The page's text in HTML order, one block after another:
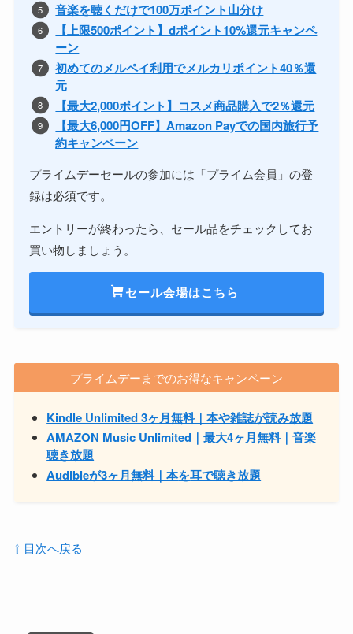
音楽を聴くだけで100万ポイント山分け
【上限500ポイント】dポイント10%還元キャンペ
ーン
初めてのメルペイ利用でメルカリポイント40％還
元
【最大2,000ポイント】コスメ商品購入で2％還元
【最大6,000円OFF】Amazon Payでの国内旅行予
約キャンペーン
プライムデーセールの参加には「プライム会員」の登
録は必須です。
エントリーが終わったら、セール品をチェックしてお
買い物しましょう。
セール会場はこちら
プライムデーまでのお得なキャンペーン
Kindle Unlimited 3ヶ月無料｜本や雑誌が読み放題
AMAZON Music Unlimited｜最大4ヶ月無料｜音楽
聴き放題
Audibleが3ヶ月無料｜本を耳で聴き放題
⇧ 目次へ戻る